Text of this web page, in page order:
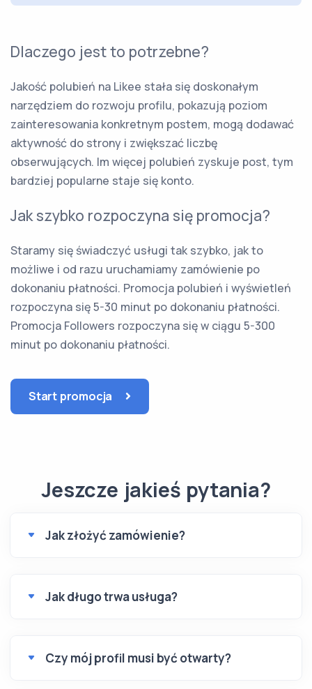
Dlaczego jest to potrzebne?
Jakość polubień na Likee stała się doskonałym
narzędziem do rozwoju profilu, pokazują poziom
zainteresowania konkretnym postem, mogą dodawać
aktywność do strony i zwiększać liczbę
obserwujących. Im więcej polubień zyskuje post, tym
bardziej popularne staje się konto.
Jak szybko rozpoczyna się promocja?
Staramy się świadczyć usługi tak szybko, jak to
możliwe i od razu uruchamiamy zamówienie po
dokonaniu płatności. Promocja polubień i wyświetleń
rozpoczyna się 5-30 minut po dokonaniu płatności.
Promocja Followers rozpoczyna się w ciągu 5-300
minut po dokonaniu płatności.
Start promocja
Jeszcze jakieś pytania?
Jak złożyć zamówienie?
Jak długo trwa usługa?
Czy mój profil musi być otwarty?